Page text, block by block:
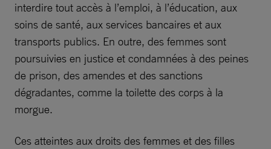
interdire tout accès à l’emploi, à l’éducation, aux
soins de santé, aux services bancaires et aux
transports publics. En outre, des femmes sont
poursuivies en justice et condamnées à des peines
de prison, des amendes et des sanctions
dégradantes, comme la toilette des corps à la
morgue.
Ces atteintes aux droits des femmes et des filles